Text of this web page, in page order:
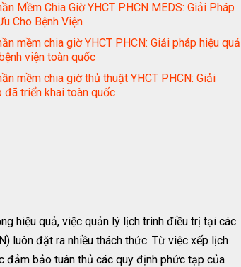
Mềm Chia Giờ YHCT PHCN MEDS: Giải Pháp
Cho Bệnh Viện
mềm chia giờ YHCT PHCN: Giải pháp hiệu quả
viện toàn quốc
mềm chia giờ thủ thuật YHCT PHCN: Giải
đã triển khai toàn quốc
hiệu quả, việc quản lý lịch trình điều trị tại các
luôn đặt ra nhiều thách thức. Từ việc xếp lịch
đảm bảo tuân thủ các quy định phức tạp của